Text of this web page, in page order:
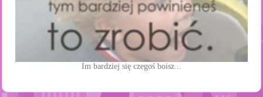
Im bardziej się czegoś boisz...